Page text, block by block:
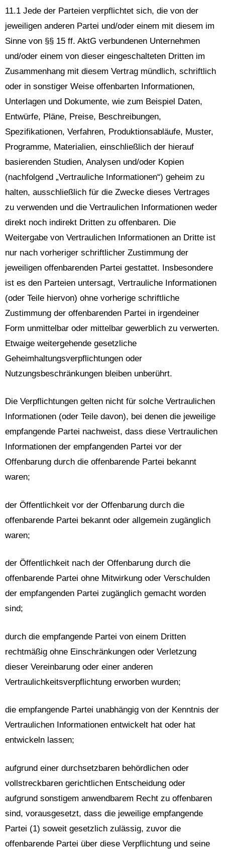
11.1 Jede der Parteien verpflichtet sich, die von der
jeweiligen anderen Partei und/oder einem mit diesem im
Sinne von §§ 15 ff. AktG verbundenen Unternehmen
und/oder einem von dieser eingeschalteten Dritten im
Zusammenhang mit diesem Vertrag mündlich, schriftlich
oder in sonstiger Weise offenbarten Informationen,
Unterlagen und Dokumente, wie zum Beispiel Daten,
Entwürfe, Pläne, Preise, Beschreibungen,
Spezifikationen, Verfahren, Produktionsabläufe, Muster,
Programme, Materialien, einschließlich der hierauf
basierenden Studien, Analysen und/oder Kopien
(nachfolgend „Vertrauliche Informationen“) geheim zu
halten, ausschließlich für die Zwecke dieses Vertrages
zu verwenden und die Vertraulichen Informationen weder
direkt noch indirekt Dritten zu offenbaren. Die
Weitergabe von Vertraulichen Informationen an Dritte ist
nur nach vorheriger schriftlicher Zustimmung der
jeweiligen offenbarenden Partei gestattet. Insbesondere
ist es den Parteien untersagt, Vertrauliche Informationen
(oder Teile hiervon) ohne vorherige schriftliche
Zustimmung der offenbarenden Partei in irgendeiner
Form unmittelbar oder mittelbar gewerblich zu verwerten.
Etwaige weitergehende gesetzliche
Geheimhaltungsverpflichtungen oder
Nutzungsbeschränkungen bleiben unberührt.
Die Verpflichtungen gelten nicht für solche Vertraulichen
Informationen (oder Teile davon), bei denen die jeweilige
empfangende Partei nachweist, dass diese Vertraulichen
Informationen der empfangenden Partei vor der
Offenbarung durch die offenbarende Partei bekannt
waren;
der Öffentlichkeit vor der Offenbarung durch die
offenbarende Partei bekannt oder allgemein zugänglich
waren;
der Öffentlichkeit nach der Offenbarung durch die
offenbarende Partei ohne Mitwirkung oder Verschulden
der empfangenden Partei zugänglich gemacht worden
sind;
durch die empfangende Partei von einem Dritten
rechtmäßig ohne Einschränkungen oder Verletzung
dieser Vereinbarung oder einer anderen
Vertraulichkeitsverpflichtung erworben wurden;
die empfangende Partei unabhängig von der Kenntnis der
Vertraulichen Informationen entwickelt hat oder hat
entwickeln lassen;
aufgrund einer durchsetzbaren behördlichen oder
vollstreckbaren gerichtlichen Entscheidung oder
aufgrund sonstigem anwendbarem Recht zu offenbaren
sind, vorausgesetzt, dass die jeweilige empfangende
Partei (1) soweit gesetzlich zulässig, zuvor die
offenbarende Partei über diese Verpflichtung und seine